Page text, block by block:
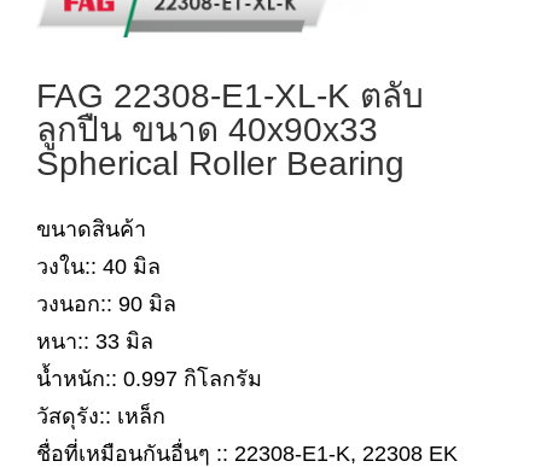
FAG 22308-E1-XL-K ตลับ
ลูกปืน ขนาด 40x90x33
Spherical Roller Bearing
ขนาดสินค้า
วงใน:: 40 มิล
วงนอก:: 90 มิล
หนา:: 33 มิล
น้ำหนัก:: 0.997 กิโลกรัม
วัสดุรัง:: เหล็ก
ชื่อที่เหมือนกันอื่นๆ :: 22308-E1-K, 22308 EK